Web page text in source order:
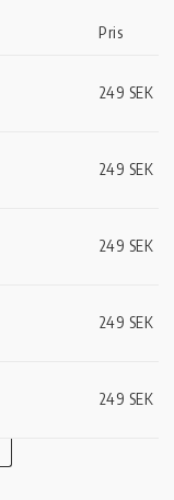
Pris
249 SEK
249 SEK
249 SEK
249 SEK
249 SEK